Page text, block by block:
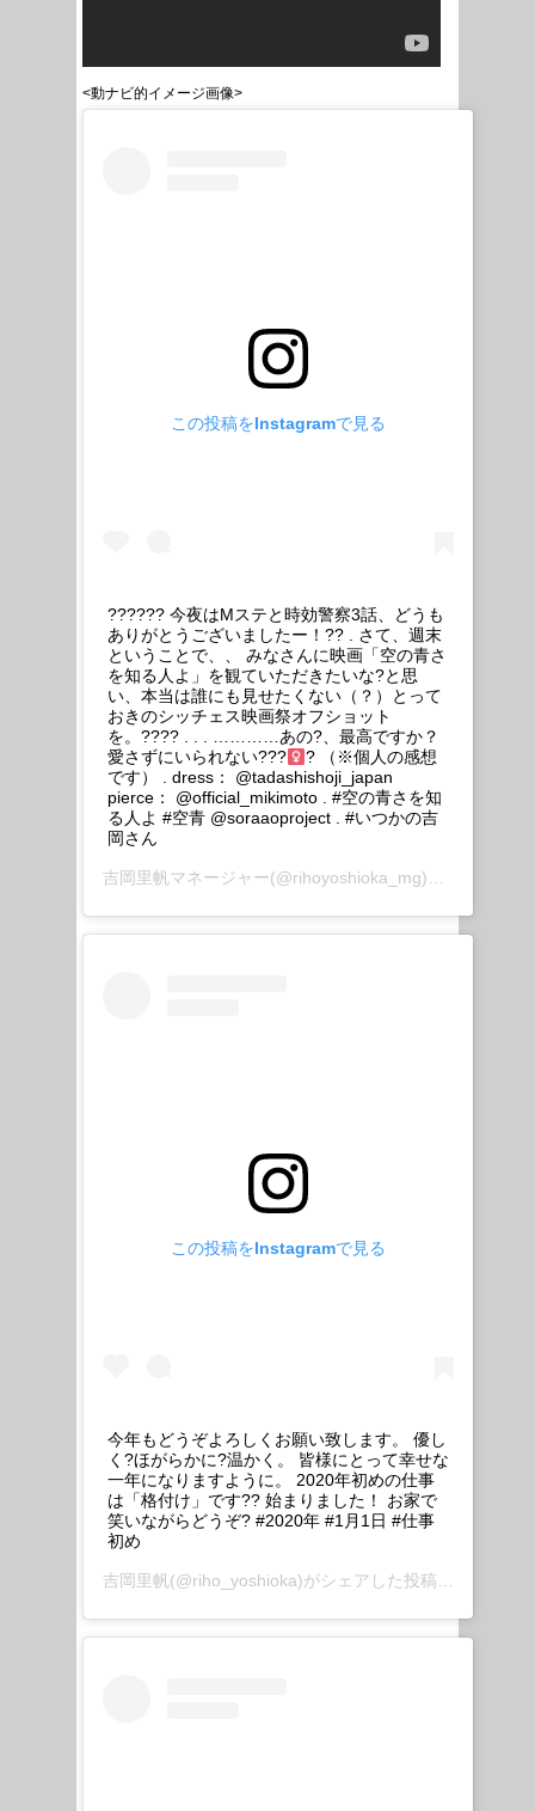
<動ナビ的イメージ画像>
この投稿をInstagramで見る
?????? 今夜はMステと時効警察3話、どうも
ありがとうございましたー！?? . さて、週末
ということで、、 みなさんに映画「空の青さ
を知る人よ」を観ていただきたいな?と思
い、本当は誰にも見せたくない（？）とって
おきのシッチェス映画祭オフショット
を。???? . . . …………あの?、最高ですか？
愛さずにいられない???
? （※個人の感想
です） . dress： @tadashishoji_japan
pierce： @official_mikimoto . #空の青さを知
る人よ #空青 @soraaoproject . #いつかの吉
岡さん
吉岡里帆マネージャー(@rihoyoshioka_mg)がシェアした投稿 –
この投稿をInstagramで見る
今年もどうぞよろしくお願い致します。 優し
く?ほがらかに?温かく。 皆様にとって幸せな
一年になりますように。 2020年初めの仕事
は「格付け」です?? 始まりました！ お家で
笑いながらどうぞ? #2020年 #1月1日 #仕事
初め
吉岡里帆 (@riho_yoshioka)がシェアした投稿 –